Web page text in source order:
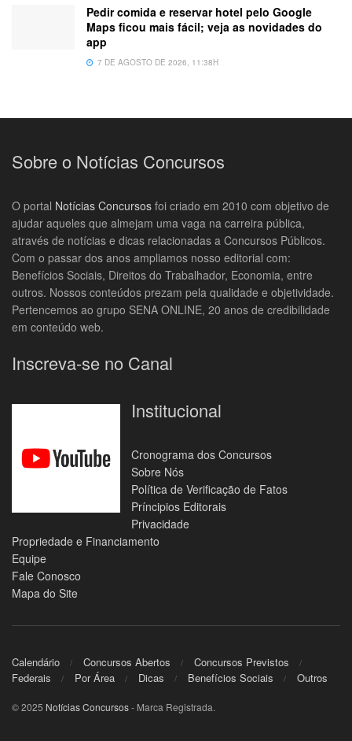
Pedir comida e reservar hotel pelo Google
Maps ficou mais fácil; veja as novidades do
app
7 DE AGOSTO DE 2026, 11:38H
Sobre o Notícias Concursos
O portal Notícias Concursos foi criado em 2010 com objetivo de
ajudar aqueles que almejam uma vaga na carreira pública,
através de notícias e dicas relacionadas a Concursos Públicos.
Com o passar dos anos ampliamos nosso editorial com:
Benefícios Sociais, Direitos do Trabalhador, Economia, entre
outros. Nossos conteúdos prezam pela qualidade e objetividade.
Pertencemos ao grupo SENA ONLINE, 20 anos de credibilidade
em conteúdo web.
Inscreva-se no Canal
Institucional
Cronograma dos Concursos
Sobre Nós
Política de Verificação de Fatos
Príncipios Editorais
Privacidade
Propriedade e Financiamento
Equipe
Fale Conosco
Mapa do Site
Calendário Concursos Abertos
Concursos Previstos
Federais
Por Área Dicas Benefícios Sociais Outros
© 2025 Notícias Concursos- Marca Registrada.